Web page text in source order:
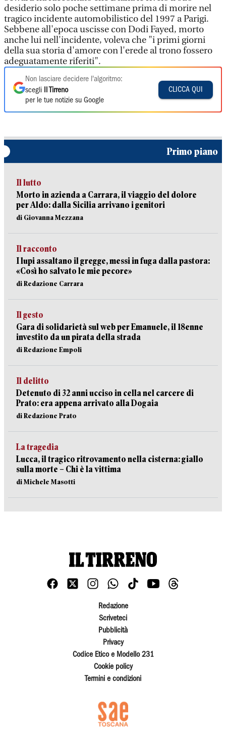
desiderio solo poche settimane prima di morire nel
tragico incidente automobilistico del 1997 a Parigi.
Sebbene all'epoca uscisse con Dodi Fayed, morto
anche lui nell'incidente, voleva che "i primi giorni
della sua storia d'amore con l'erede al trono fossero
adeguatamente riferiti".
Non lasciare decidere l'algoritmo:
scegli
Il Tirreno
per le tue notizie su Google
CLICCA QUI
Primo piano
Il lutto
Morto in azienda a Carrara, il viaggio del dolore
per Aldo: dalla Sicilia arrivano i genitori
di Giovanna Mezzana
Il racconto
I lupi assaltano il gregge, messi in fuga dalla pastora:
«Così ho salvato le mie pecore»
di Redazione Carrara
Il gesto
Gara di solidarietà sul web per Emanuele, il 18enne
investito da un pirata della strada
di Redazione Empoli
Il delitto
Detenuto di 32 anni ucciso in cella nel carcere di
Prato: era appena arrivato alla Dogaia
di Redazione Prato
La tragedia
Lucca, il tragico ritrovamento nella cisterna: giallo
sulla morte – Chi è la vittima
di Michele Masotti
Redazione
Scriveteci
Pubblicità
Privacy
Codice Etico e Modello 231
Cookie policy
Termini e condizioni